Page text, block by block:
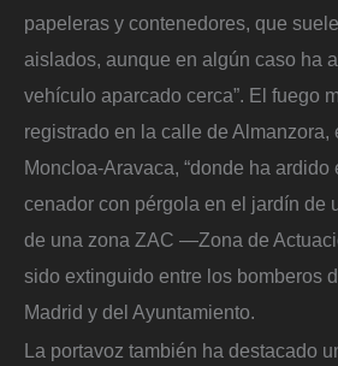
papeleras y contenedores, que
aislados, aunque en algún caso ha
vehículo aparcado cerca”. El fuego
registrado en la calle de Almanzora,
Moncloa-Aravaca, “donde ha ardido
cenador con pérgola en el jardín de
de una zona ZAC ―Zona de
sido extinguido entre los bomberos
Madrid y del Ayuntamiento.
La portavoz también ha destacado